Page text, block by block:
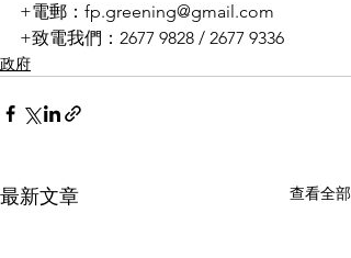
+電郵：fp.greening@gmail.com
+致電我們：2677 9828 / 2677 9336
政府
最新文章 查看全部